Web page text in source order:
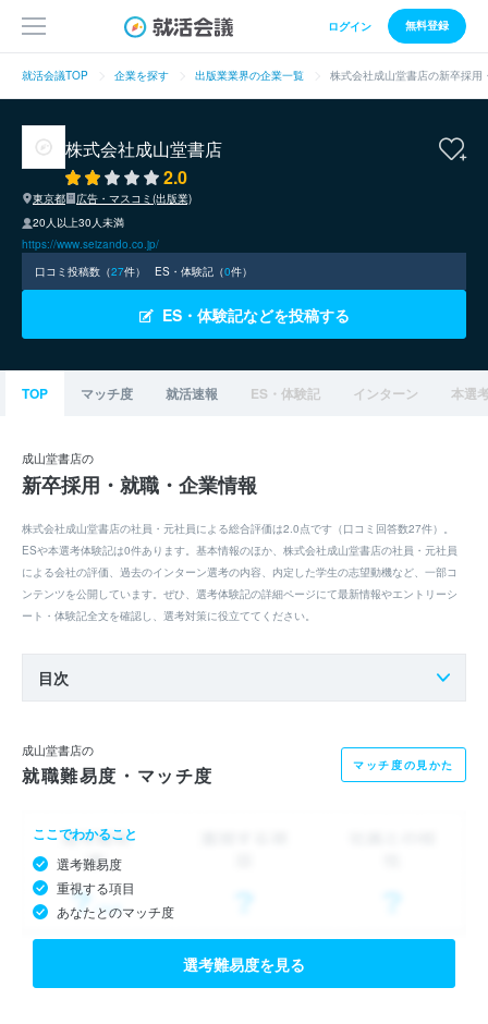
ログイン 無料登録
就活会議TOP 企業を探す 出版業業界の企業一覧 株式会社成山堂書店の新卒採用
株式会社成山堂書店
2.0
東京都
広告・マスコミ(出版業)
20人以上30人未満
https://www.seizando.co.jp/
口コミ投稿数（27件） ES・体験記（0件）
ES・体験記などを投稿する
TOP マッチ度 就活速報 ES・体験記 インターン 本選
成山堂書店の
新卒採用・就職・企業情報
株式会社成山堂書店の社員・元社員による総合評価は2.0点です（口コミ回答数27件）。
ESや本選考体験記は0件あります。基本情報のほか、株式会社成山堂書店の社員・元社員
による会社の評価、過去のインターン選考の内容、内定した学生の志望動機など、一部コ
ンテンツを公開しています。ぜひ、選考体験記の詳細ページにて最新情報やエントリーシ
ート・体験記全文を確認し、選考対策に役立ててください。
目次
成山堂書店の
就職難易度・マッチ度 マッチ度の見かた
ここでわかること
選考難易度
重視する項目
あなたとのマッチ度
選考難易度を見る